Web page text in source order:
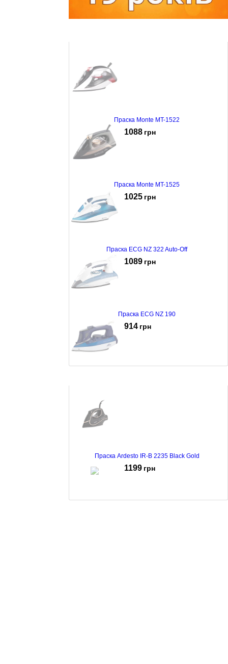
Праска Monte MT-1522
1088 грн
Праска Monte MT-1525
1025 грн
Праска ECG NZ 322 Auto-Off
1089 грн
Праска ECG NZ 190
914 грн
Праска Ardesto IR-B 2235 Black Gold
1199 грн